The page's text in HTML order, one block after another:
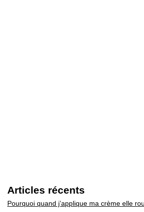
Articles récents
Pourquoi quand j’applique ma crème elle